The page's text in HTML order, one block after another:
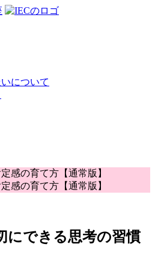
について
にできる思考の習慣